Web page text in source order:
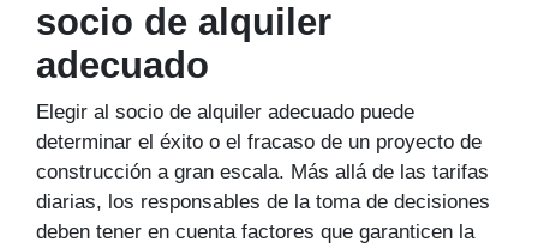
socio de alquiler
adecuado
Elegir al socio de alquiler adecuado puede
determinar el éxito o el fracaso de un proyecto de
construcción a gran escala. Más allá de las tarifas
diarias, los responsables de la toma de decisiones
deben tener en cuenta factores que garanticen la